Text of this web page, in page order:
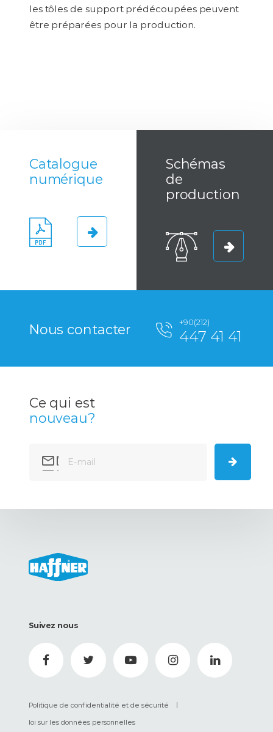
les tôles de support prédécoupées peuvent
être préparées pour la production.
Catalogue
numérique
Schémas
de
production
Nous contacter +90(212)
447 41 41
Ce qui est
nouveau?
Suivez nous
Politique de confidentialité et de sécurité |
loi sur les données personnelles